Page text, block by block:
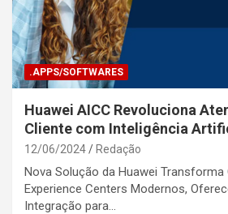
.APPS/SOFTWARES
Huawei AICC Revoluciona
Cliente com Inteligência
12/06/2024 Redação
Nova Solução da Huawei Transforma
Experience Centers Modernos,
Integração para…